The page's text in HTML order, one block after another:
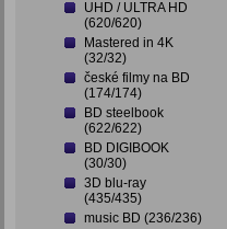
UHD / ULTRA HD
(620/620)
Mastered in 4K
(32/32)
české filmy na BD
(174/174)
BD steelbook
(622/622)
BD DIGIBOOK
(30/30)
3D blu-ray
(435/435)
music BD (236/236)